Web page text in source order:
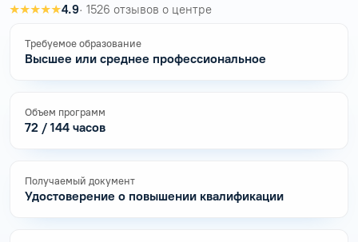
★★★★★4.9· 1526 отзывов о центре
Требуемое образование
Высшее или среднее профессиональное
Объем программ
72 / 144 часов
Получаемый документ
Удостоверение о повышении квалификации